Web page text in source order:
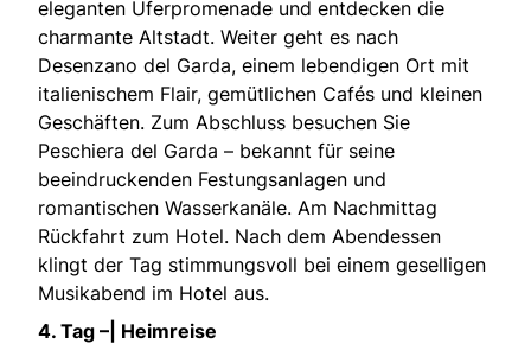
eleganten Uferpromenade und entdecken die
charmante Altstadt. Weiter geht es nach
Desenzano del Garda, einem lebendigen Ort mit
italienischem Flair, gemütlichen Cafés und kleinen
Geschäften. Zum Abschluss besuchen Sie
Peschiera del Garda – bekannt für seine
beeindruckenden Festungsanlagen und
romantischen Wasserkanäle. Am Nachmittag
Rückfahrt zum Hotel. Nach dem Abendessen
klingt der Tag stimmungsvoll bei einem geselligen
Musikabend im Hotel aus.
4. Tag –| Heimreise